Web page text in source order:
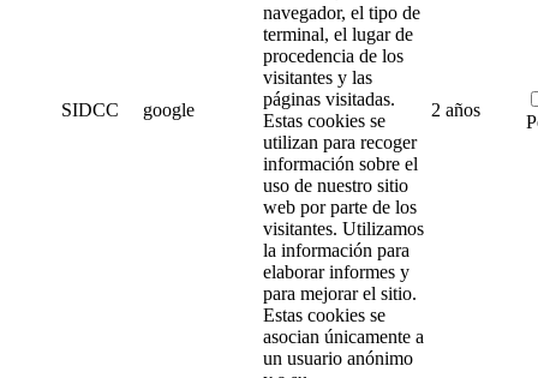
SIDCC google
navegador, el tipo de
terminal, el lugar de
procedencia de los
visitantes y las
páginas visitadas.
Estas cookies se
utilizan para recoger
información sobre el
uso de nuestro sitio
web por parte de los
visitantes. Utilizamos
la información para
elaborar informes y
para mejorar el sitio.
Estas cookies se
asocian únicamente a
un usuario anónimo
2 años